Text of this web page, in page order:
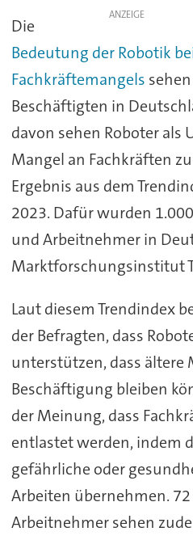
ANZEIGE
Die
Bedeutung der Robotik
Fachkräftemangels
Beschäftigten in
davon sehen Roboter als
Mangel an Fachkräften
Ergebnis aus dem
2023. Dafür wurden
und Arbeitnehmer in
Marktforschungsinstitut
Laut diesem Trendindex
der Befragten, dass
unterstützen, dass ältere
Beschäftigung bleiben
der Meinung, dass
entlastet werden, indem
gefährliche oder
Arbeiten übernehmen.
Arbeitnehmer sehen